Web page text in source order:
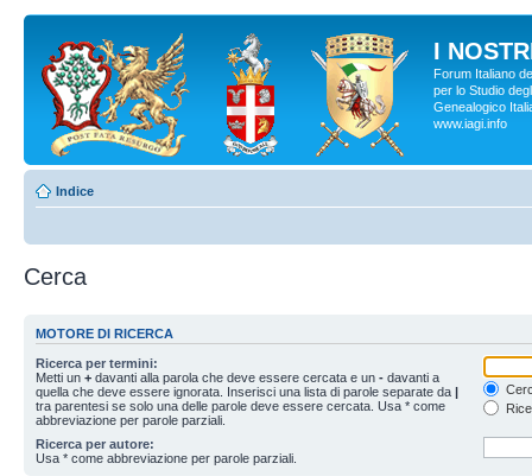
I
Forum Italiano
per lo Studio
Genealogico
www.iagi.info
Indice
Cerca
MOTORE DI RICERCA
Ricerca per termini:
Metti un + davanti alla parola che deve essere cercata e un - davanti a
quella che deve essere ignorata. Inserisci una lista di parole separate da |
tra parentesi se solo una delle parole deve essere cercata. Usa * come
abbreviazione per parole parziali.
Ricerca per autore:
Usa * come abbreviazione per parole parziali.